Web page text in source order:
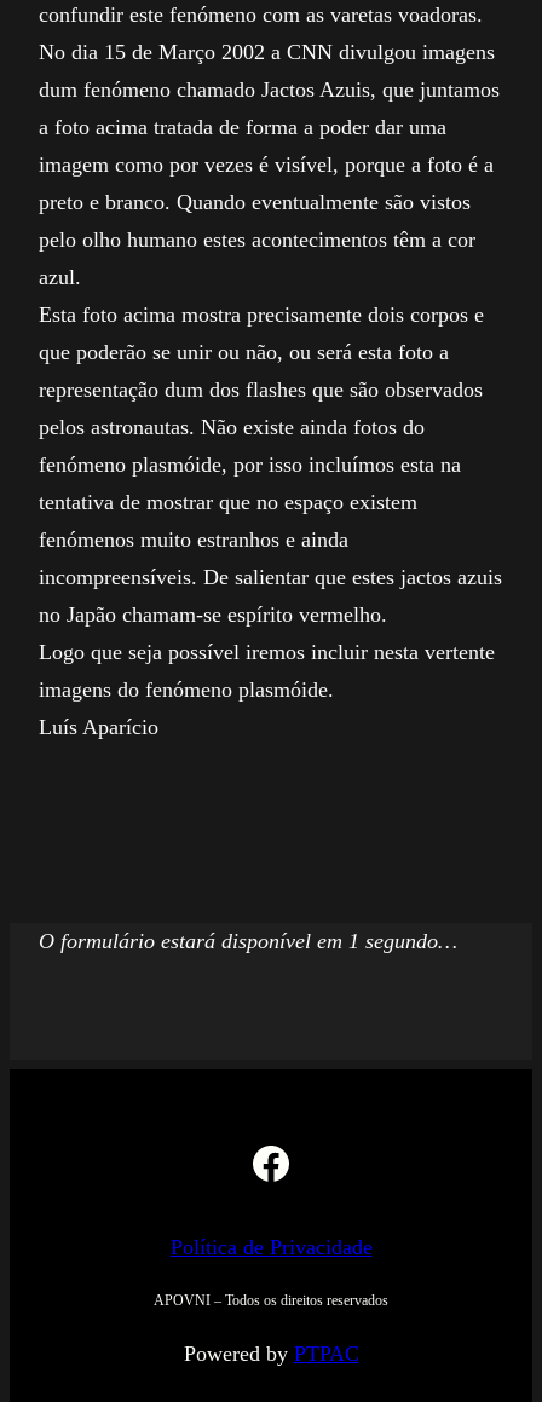
confundir este fenómeno com as varetas voadoras.
No dia 15 de Março 2002 a CNN divulgou imagens
dum fenómeno chamado Jactos Azuis, que juntamos
a foto acima tratada de forma a poder dar uma
imagem como por vezes é visível, porque a foto é a
preto e branco. Quando eventualmente são vistos
pelo olho humano estes acontecimentos têm a cor
azul.
Esta foto acima mostra precisamente dois corpos e
que poderão se unir ou não, ou será esta foto a
representação dum dos flashes que são observados
pelos astronautas. Não existe ainda fotos do
fenómeno plasmóide, por isso incluímos esta na
tentativa de mostrar que no espaço existem
fenómenos muito estranhos e ainda
incompreensíveis. De salientar que estes jactos azuis
no Japão chamam-se espírito vermelho.
Logo que seja possível iremos incluir nesta vertente
imagens do fenómeno plasmóide.
Luís Aparício
O formulário estará disponível em 1 segundo…
Facebook
Política de Privacidade
APOVNI – Todos os direitos reservados
Powered by PTPAC